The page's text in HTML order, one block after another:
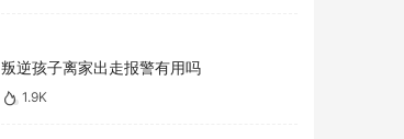
叛逆孩子离家出走报警有用吗
1.9K